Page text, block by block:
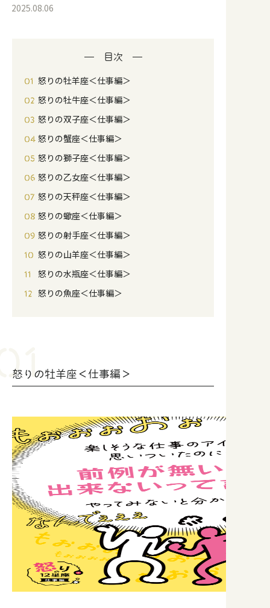
2025.08.06
目次
怒りの牡羊座＜仕事編＞
怒りの牡牛座＜仕事編＞
怒りの双子座＜仕事編＞
怒りの蟹座＜仕事編＞
怒りの獅子座＜仕事編＞
怒りの乙女座＜仕事編＞
怒りの天秤座＜仕事編＞
怒りの蠍座＜仕事編＞
怒りの射手座＜仕事編＞
怒りの山羊座＜仕事編＞
怒りの水瓶座＜仕事編＞
怒りの魚座＜仕事編＞
怒りの牡羊座＜仕事編＞